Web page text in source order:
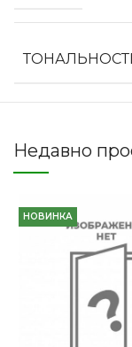
Недавно
НОВИНКА